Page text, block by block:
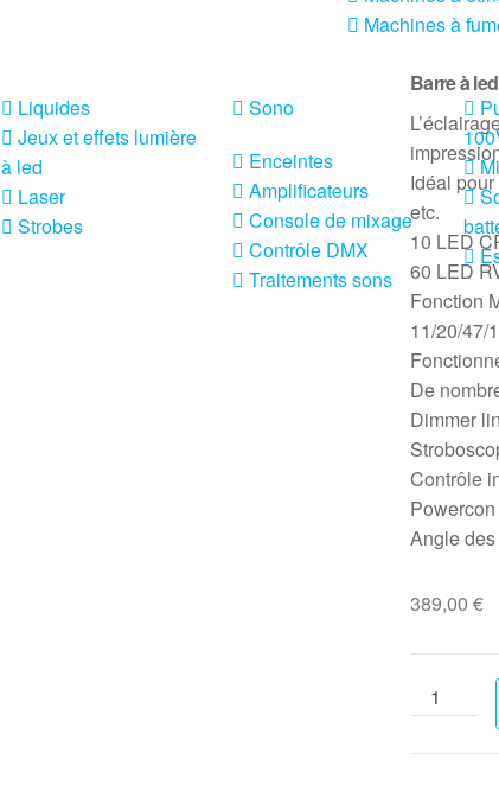
Machines à
Liquides
Jeux et effets lumière
à led
Laser
Strobes
Sono
Enceintes
Amplificateurs
Console de mixage
Contrôle DMX
Traitements sons
Barre à
Idéal
etc.
10 LED
60 LED
Fonction
11/20/47/
De
Dimmer
Contrôle
Powercon
Angle
389,00 €